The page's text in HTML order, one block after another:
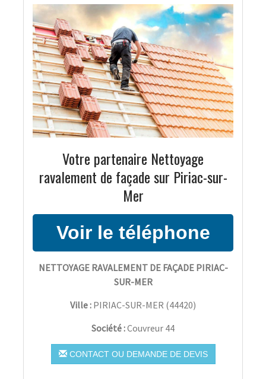
Votre partenaire Nettoyage
ravalement de façade sur Piriac-sur-
Mer
NETTOYAGE RAVALEMENT DE FAÇADE PIRIAC-
SUR-MER
Ville : PIRIAC-SUR-MER (44420)
Société :Couvreur 44
CONTACT OU DEMANDE DE DEVIS